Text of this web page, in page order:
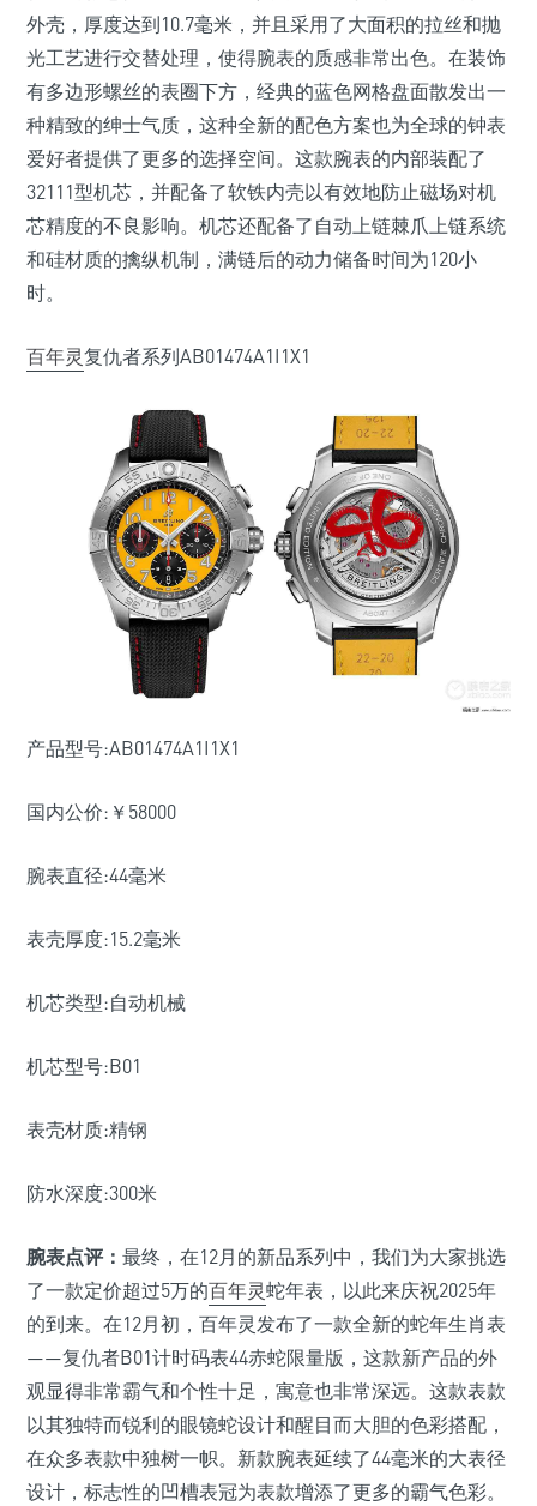
外壳，厚度达到10.7毫米，并且采用了大面积的拉丝和抛
光工艺进行交替处理，使得腕表的质感非常出色。在装饰
有多边形螺丝的表圈下方，经典的蓝色网格盘面散发出一
种精致的绅士气质，这种全新的配色方案也为全球的钟表
爱好者提供了更多的选择空间。这款腕表的内部装配了
32111型机芯，并配备了软铁内壳以有效地防止磁场对机
芯精度的不良影响。机芯还配备了自动上链棘爪上链系统
和硅材质的擒纵机制，满链后的动力储备时间为120小
时。
百年灵复仇者系列AB01474A1I1X1
产品型号:AB01474A1I1X1
国内公价:￥58000
腕表直径:44毫米
表壳厚度:15.2毫米
机芯类型:自动机械
机芯型号:B01
表壳材质:精钢
防水深度:300米
腕表点评： 最终，在12月的新品系列中，我们为大家挑选
了一款定价超过5万的百年灵蛇年表，以此来庆祝2025年
的到来。在12月初，百年灵发布了一款全新的蛇年生肖表
——复仇者B01计时码表44赤蛇限量版，这款新产品的外
观显得非常霸气和个性十足，寓意也非常深远。这款表款
以其独特而锐利的眼镜蛇设计和醒目而大胆的色彩搭配，
在众多表款中独树一帜。新款腕表延续了44毫米的大表径
设计，标志性的凹槽表冠为表款增添了更多的霸气色彩。